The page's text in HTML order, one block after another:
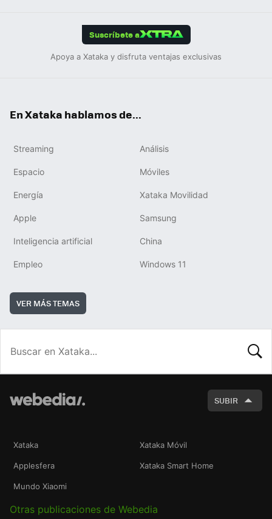
Suscríbete a
Apoya a Xataka y disfruta ventajas exclusivas
En Xataka hablamos de...
Streaming Análisis
Espacio Móviles
Energía Xataka Movilidad
Apple Samsung
Inteligencia artificial China
Empleo Windows 11
VER MÁS TEMAS
SUBIR
Xataka Xataka Móvil
Applesfera Xataka Smart Home
Mundo Xiaomi
Otras publicaciones de Webedia